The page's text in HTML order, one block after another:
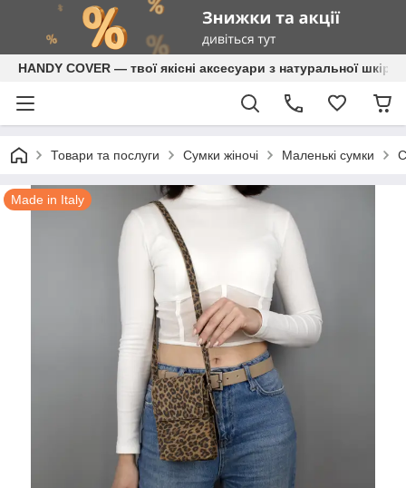
HANDY COVER — твої якісні аксесуари з натуральної шкіри
Товари та послуги Сумки жіночі Маленькі сумки
Made in Italy